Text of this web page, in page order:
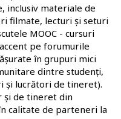
inclusiv materiale de
filmate, lecturi și seturi
MOOC - cursuri
pe forumurile
în grupuri mici
dintre studenți,
și lucrători de tineret).
și de tineret din
calitate de parteneri la